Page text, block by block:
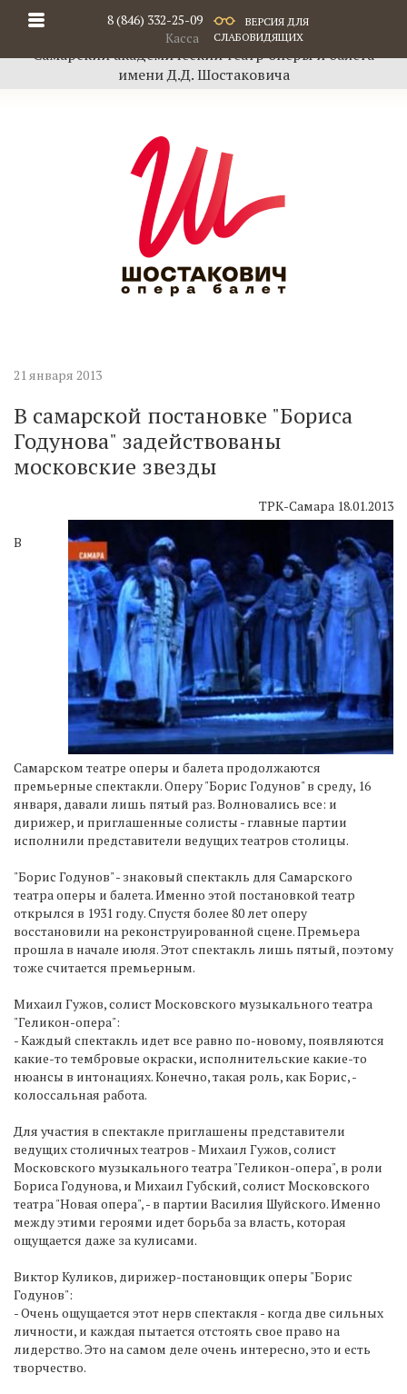
8 (846) 332-25-09
Касса
ВЕРСИЯ ДЛЯ
СЛАБОВИДЯЩИХ
Самарский академический театр оперы и балета
имени Д.Д. Шостаковича
21 января 2013
В самарской постановке "Бориса
Годунова" задействованы
московские звезды
ТРК-Самара 18.01.2013
В
Самарском театре оперы и балета продолжаются
премьерные спектакли. Оперу "Борис Годунов" в среду, 16
января, давали лишь пятый раз. Волновались все: и
дирижер, и приглашенные солисты - главные партии
исполнили представители ведущих театров столицы.
"Борис Годунов" - знаковый спектакль для Самарского
театра оперы и балета. Именно этой постановкой театр
открылся в 1931 году. Спустя более 80 лет оперу
восстановили на реконструированной сцене. Премьера
прошла в начале июля. Этот спектакль лишь пятый, поэтому
тоже считается премьерным.
Михаил Гужов, солист Московского музыкального театра
"Геликон-опера":
- Каждый спектакль идет все равно по-новому, появляются
какие-то тембровые окраски, исполнительские какие-то
нюансы в интонациях. Конечно, такая роль, как Борис, -
колоссальная работа.
Для участия в спектакле приглашены представители
ведущих столичных театров - Михаил Гужов, солист
Московского музыкального театра "Геликон-опера", в роли
Бориса Годунова, и Михаил Губский, солист Московского
театра "Новая опера", - в партии Василия Шуйского. Именно
между этими героями идет борьба за власть, которая
ощущается даже за кулисами.
Виктор Куликов, дирижер-постановщик оперы "Борис
Годунов":
- Очень ощущается этот нерв спектакля - когда две сильных
личности, и каждая пытается отстоять свое право на
лидерство. Это на самом деле очень интересно, это и есть
творчество.